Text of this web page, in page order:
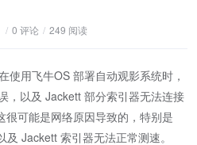
/ 0 评论 / 249 阅读
使用飞牛OS 部署自动观影系统时，
，以及 Jackett 部分索引器无法连接
很可能是网络原因导致的，特别是
Jackett 索引器无法正常测速。